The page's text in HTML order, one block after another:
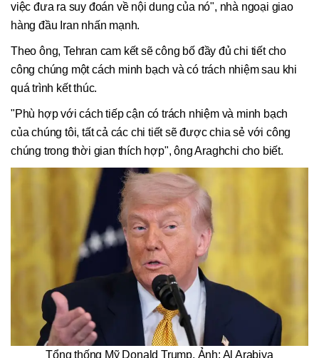
việc đưa ra suy đoán về nội dung của nó", nhà ngoại giao
hàng đầu Iran nhấn mạnh.
Theo ông, Tehran cam kết sẽ công bố đầy đủ chi tiết cho
công chúng một cách minh bạch và có trách nhiệm sau khi
quá trình kết thúc.
"Phù hợp với cách tiếp cận có trách nhiệm và minh bạch
của chúng tôi, tất cả các chi tiết sẽ được chia sẻ với công
chúng trong thời gian thích hợp", ông Araghchi cho biết.
Tổng thống Mỹ Donald Trump. Ảnh: Al Arabiya